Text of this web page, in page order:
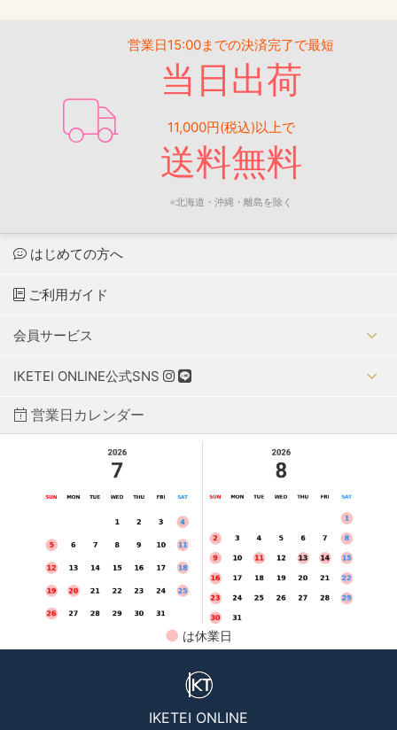
営業日15:00までの決済完了で最短
当日出荷
11,000円(税込)以上で
送料無料
※北海道・沖縄・離島を除く
はじめての方へ
ご利用ガイド
会員サービス
IKETEI ONLINE公式SNS
営業日カレンダー
● は休業日
IKETEI ONLINE